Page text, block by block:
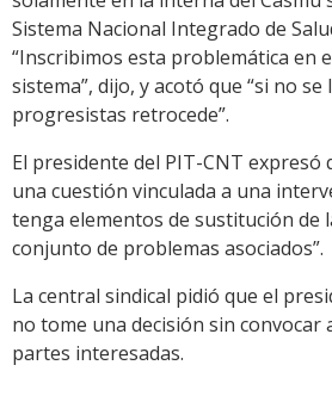
Sistema Nacional Integrado de
“Inscribimos esta problemática en
sistema”, dijo, y acotó que “si no
progresistas retrocede”.
El presidente del PIT-CNT expresó
una cuestión vinculada a una
tenga elementos de sustitución de
conjunto de problemas asociados”.
La central sindical pidió que el
no tome una decisión sin convocar
partes interesadas.